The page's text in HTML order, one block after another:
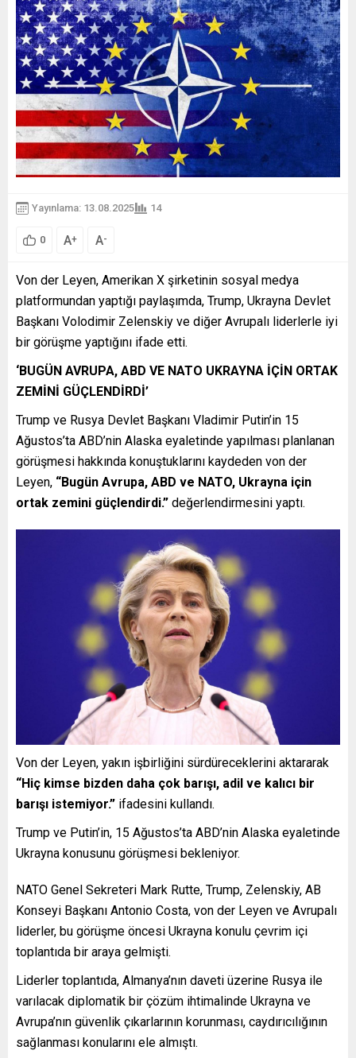
Yayınlama: 13.08.2025 14
0 A+ A-
Von der Leyen, Amerikan X şirketinin sosyal medya
platformundan yaptığı paylaşımda, Trump, Ukrayna Devlet
Başkanı Volodimir Zelenskiy ve diğer Avrupalı liderlerle iyi
bir görüşme yaptığını ifade etti.
‘BUGÜN AVRUPA, ABD VE NATO UKRAYNA İÇİN ORTAK
ZEMİNİ GÜÇLENDİRDİ’
Trump ve Rusya Devlet Başkanı Vladimir Putin’in 15
Ağustos’ta ABD’nin Alaska eyaletinde yapılması planlanan
görüşmesi hakkında konuştuklarını kaydeden von der
Leyen, “Bugün Avrupa, ABD ve NATO, Ukrayna için
ortak zemini güçlendirdi.” değerlendirmesini yaptı.
Von der Leyen, yakın işbirliğini sürdüreceklerini aktararak
“Hiç kimse bizden daha çok barışı, adil ve kalıcı bir
barışı istemiyor.” ifadesini kullandı.
Trump ve Putin’in, 15 Ağustos’ta ABD’nin Alaska eyaletinde
Ukrayna konusunu görüşmesi bekleniyor.
NATO Genel Sekreteri Mark Rutte, Trump, Zelenskiy, AB
Konseyi Başkanı Antonio Costa, von der Leyen ve Avrupalı
liderler, bu görüşme öncesi Ukrayna konulu çevrim içi
toplantıda bir araya gelmişti.
Liderler toplantıda, Almanya’nın daveti üzerine Rusya ile
varılacak diplomatik bir çözüm ihtimalinde Ukrayna ve
Avrupa’nın güvenlik çıkarlarının korunması, caydırıcılığının
sağlanması konularını ele almıştı.